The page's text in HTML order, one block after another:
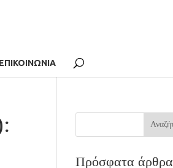
ΕΠΙΚΟΙΝΩΝΙΑ
Πρόσφατα άρθρα